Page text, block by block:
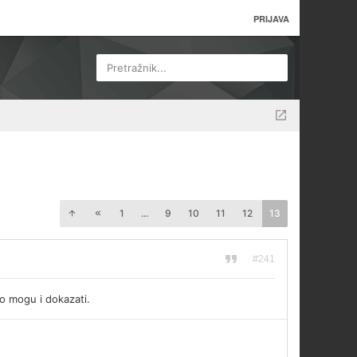
PRIJAVA
Pretražnik...
1 ... 9 10 11 12 13
#241
mogu i dokazati.